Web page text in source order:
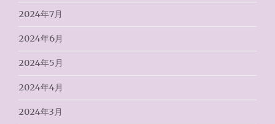
2024年7月
2024年6月
2024年5月
2024年4月
2024年3月